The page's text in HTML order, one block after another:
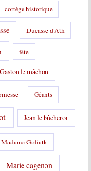
cortège historique
Ducasse d'Ath
fête
Gaston le mâchon
Géants
Jean le bûcheron
Madame Goliath
Marie cagenon